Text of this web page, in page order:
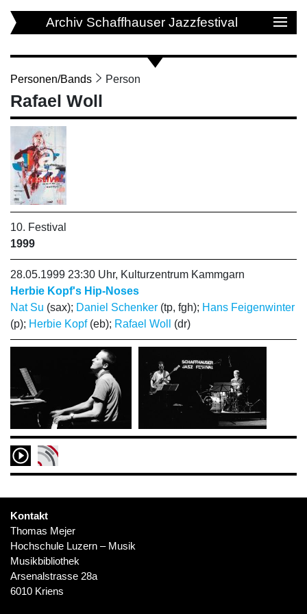
Archiv Schaffhauser Jazzfestival
Personen/Bands Person
Rafael Woll
10. Festival
1999
28.05.1999 23:30 Uhr, Kulturzentrum Kammgarn
Herbie Kopf's Hip-Noses
Nat Su (sax); Daniel Schenker (tp, fgh); Hans Feigenwinter
(p); Herbie Kopf(eb); Rafael Woll (dr)
Kontakt
Thomas Mejer
Hochschule Luzern – Musik
Musikbibliothek
Arsenalstrasse 28a
6010 Kriens